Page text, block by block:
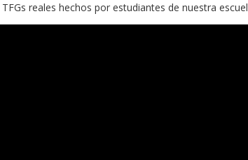
reales hechos por estudiantes de nuestra